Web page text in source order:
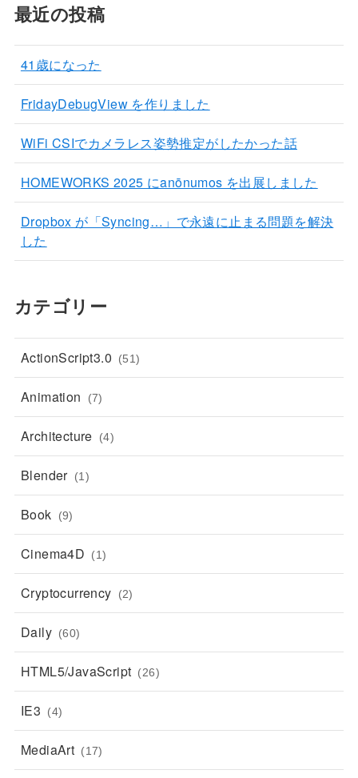
最近の投稿
41歳になった
FridayDebugView を作りました
WiFi CSIでカメラレス姿勢推定がしたかった話
HOMEWORKS 2025 にanōnumos を出展しました
Dropbox が「Syncing…」で永遠に止まる問題を解決
した
カテゴリー
ActionScript3.0 (51)
Animation (7)
Architecture (4)
Blender (1)
Book (9)
Cinema4D (1)
Cryptocurrency (2)
Daily (60)
HTML5/JavaScript (26)
IE3 (4)
MediaArt (17)